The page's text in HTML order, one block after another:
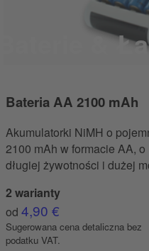
Baterie &
Bateria AA 2100 mAh
Akumulatorki NiMH o
2100 mAh w formacie AA, o
długiej żywotności i dużej
2 warianty
od 4,90 €
Sugerowana cena detaliczna bez
podatku VAT.